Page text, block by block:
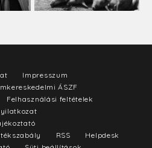
Impresszum
ÁSZF
Felhasználási feltételek
RSS
Helpdesk